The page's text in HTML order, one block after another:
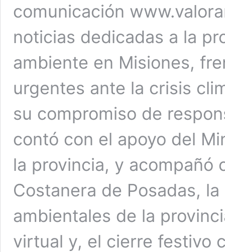
comunicación
noticias dedicadas a la
ambiente en Misiones,
urgentes ante la crisis
su compromiso de
contó con el apoyo del
la provincia, y acompañó
Costanera de Posadas,
ambientales de la
virtual y, el cierre festivo